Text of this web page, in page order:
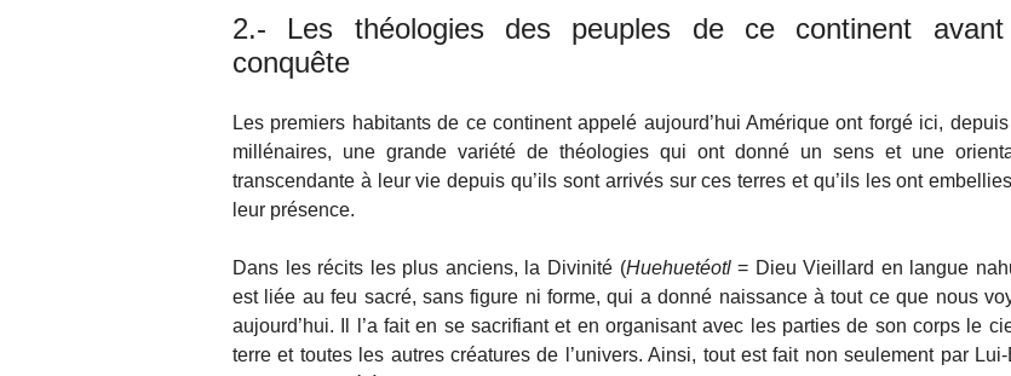
2.- Les théologies des peuples de ce continent
conquête
Les premiers habitants de ce continent appelé aujourd’hui Amérique ont forgé ici,
millénaires, une grande variété de théologies qui ont donné un sens et une
transcendante à leur vie depuis qu’ils sont arrivés sur ces terres et qu’ils les ont
leur présence.
Dans les récits les plus anciens, la Divinité (Huehuetéotl= Dieu Vieillard en langue
est liée au feu sacré, sans figure ni forme, qui a donné naissance à tout ce que nous
aujourd’hui. Il l’a fait en se sacrifiant et en organisant avec les parties de son corps le
terre et toutes les autres créatures de l’univers. Ainsi, tout est fait non seulement par Lui-